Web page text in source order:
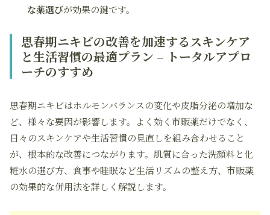
な薬選びが効果の鍵です。
思春期ニキビの改善を加速するスキンケア
と生活習慣の最適プラン – トータルアプロ
ーチのすすめ
思春期ニキビはホルモンバランスの変化や皮脂分泌の増加な
ど、様々な要因が影響します。よく効く市販薬だけでなく、
日々のスキンケアや生活習慣の見直しを組み合わせること
が、根本的な改善につながります。肌質に合った洗顔料と化
粧水の選び方、食事や睡眠など生活リズムの整え方、市販薬
の効果的な併用法を詳しく解説します。